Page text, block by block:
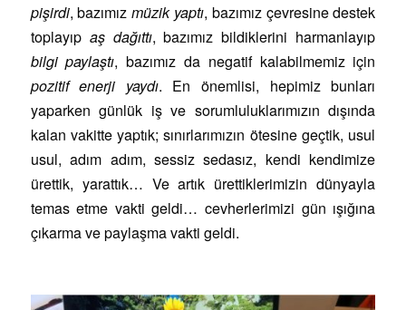
pişirdi, bazımızmüzik yaptı, bazımız çevresine destek
toplayıp aş dağıttı, bazımız bildiklerini harmanlayıp
bilgi paylaştı, bazımız da negatif kalabilmemiz için
pozitif enerji yaydı. En önemlisi, hepimiz bunları
yaparken günlük iş ve sorumluluklarımızın dışında
kalan vakitte yaptık; sınırlarımızın ötesine geçtik, usul
usul, adım adım, sessiz sedasız, kendi kendimize
ürettik, yarattık… Ve artık ürettiklerimizin dünyayla
temas etme vakti geldi… cevherlerimizi gün ışığına
çıkarma ve paylaşma vakti geldi.